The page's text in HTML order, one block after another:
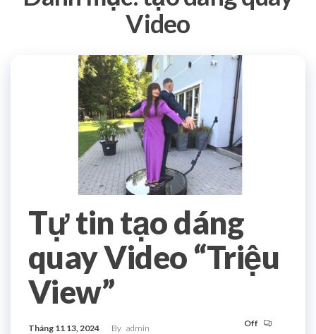
Video
Tự tin tạo dáng
quay Video “Triệu
View”
Tháng 11 13, 2024 By admin Off